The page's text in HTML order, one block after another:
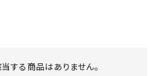
する商品はありません。